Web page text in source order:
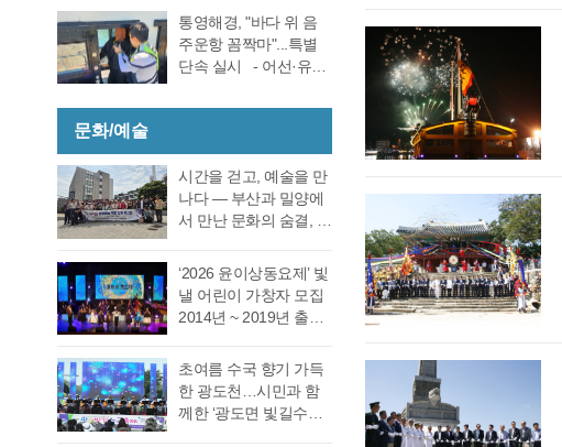
보는 기존과 동일, 천영
기 후보는 기존보다 6표
증가했다. 이로써 두 후
난 6·3 지방선거에서 44
표 차이로 당락이 갈린
통영시장 선거에 대한
남 선관위에서 하기로
27일 오후 2시 경남도
선관위 청사 6층 회의실
에서 전량 수작…
결을 펼친 무소속 전병
일 의원이 각각 등록해
정견 발표 이후 곧바로
원 7표로 통영시의회
회의규칙에 따른 재적
의원 과반수 득표자가
나오지 않았고 2차 투표
에서도 1차투료와 같이
정…
통영시 가선거구 전병
일 의원이 1일 오전 통
영시청 브리핑 룸에서
기자회견을 열고 통영
소회를 밝혔다. 전병일
위원은 “지난 지방선거
에서 대한민국 보수의
텃밭이라고 평가받던
시의회 개원 이후 처음
으로 진보진영인 민주
당이 과반 의석을 차지
었다. 이에 먼저 평생 보
수를 자처하던 저의 부
족함을 질책하…
통영해경, "바다 위 음
주운항 꼼짝마"...특별
단속 실시 - 어선·유도
대상, 음주운항 근절 총
여름철 해양관광객 증
가와 금어기 해제에 따
른 출어선 증가로 음주
운항 사고 발생이 우려
부터 8월 28일(금)까지
71일간 음주운항 특별
단속을 실시한다고 밝
혔다. 최근 3년간
음주운항 단속 현황을
분석한 결과, 본격적인
조업이 시작되는 봄철
문화/예술
시간을 걷고, 예술을 만
나다 ― 부산과 밀양에
서 만난 문화의 숨결, 그
은 길을 따라 움직이지
만, 마음은 시간을 따라
걷는다. 어떤 여행은 낯
선 풍경을 만나기 위해
래도록 마음속에 품어
온 질문의 답을 찾기 위
해 길을 나선다. 이번 여
‘2026 윤이상동요제’ 빛
낼 어린이 가창자 모집
2014년 ~ 2019년 출생
가능 통영국제음악재
단(이사장 강석주)이 오
는 9월 19일 개최하는
초여름 수국 향기 가득
한 광도천…시민과 함
께한 ‘광도면 빛길수국